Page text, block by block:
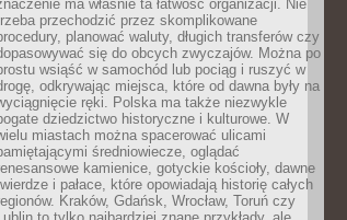
ma właśnie ta łatwość organizacji. Nie
przechodzić przez skomplikowane
planować waluty, długich transferów czy
się do obcych zwyczajów. Można po
wsiąść w samochód lub pociąg i ruszyć w
odkrywając miejsca, które od dawna były na
ręki. Polska ma także niezwykle
dziedzictwo historyczne i kulturowe. W
miastach można spacerować ulicami
średniowiecze, oglądać
kamienice, gotyckie kościoły, dawne
i pałace, które opowiadają historię całych
Kraków, Gdańsk, Wrocław, Toruń czy